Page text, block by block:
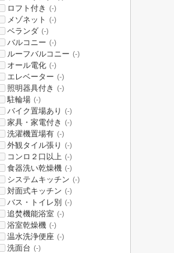
ロフト付き (-)
メゾネット (-)
ベランダ (-)
バルコニー (-)
ルーフバルコニー (-)
オール電化 (-)
エレベーター (-)
照明器具付き (-)
駐輪場 (-)
バイク置場あり (-)
家具・家電付き (-)
洗濯機置場有 (-)
外観タイル張り (-)
コンロ２口以上 (-)
食器洗い乾燥機 (-)
システムキッチン (-)
対面式キッチン (-)
バス・トイレ別 (-)
追焚機能浴室 (-)
浴室乾燥機 (-)
温水洗浄便座 (-)
洗面台 (-)